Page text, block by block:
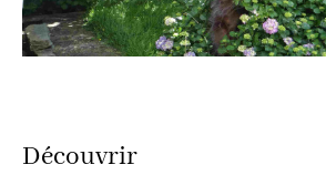
découvrir